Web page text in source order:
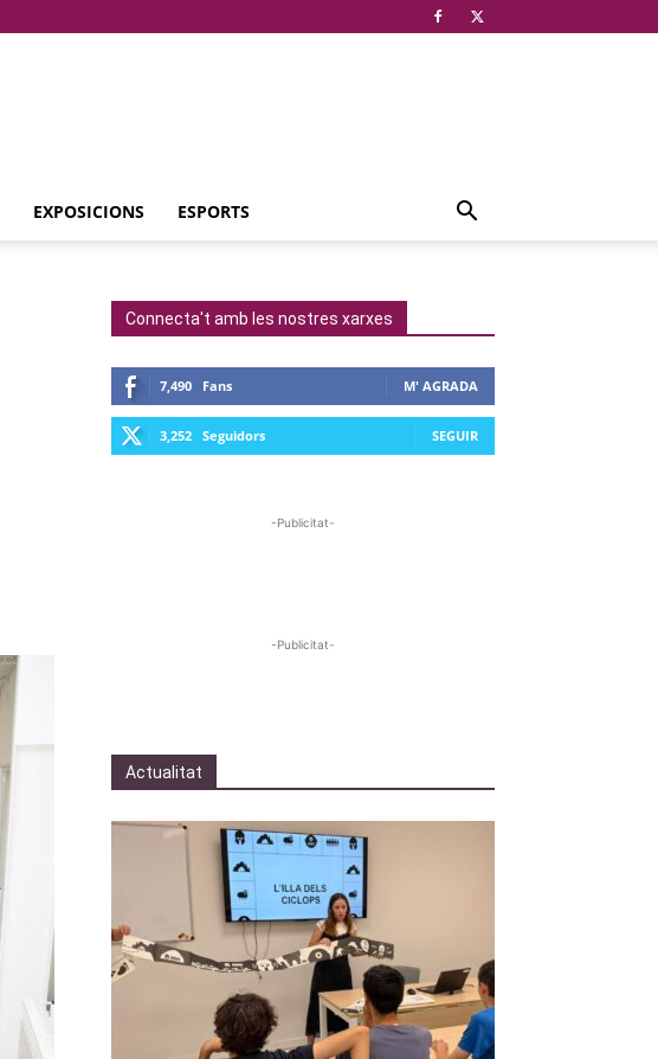
EXPOSICIONS ESPORTS
Connecta't amb les nostres xarxes
7,490 Fans M' AGRADA
3,252 Seguidors SEGUIR
-Publicitat-
-Publicitat-
Actualitat